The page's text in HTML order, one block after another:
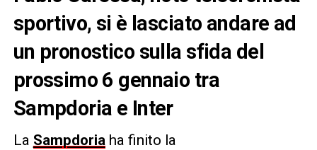
sportivo, si è lasciato andare ad
un pronostico sulla sfida del
prossimo 6 gennaio tra
Sampdoria e Inter
La Sampdoriaha finito la